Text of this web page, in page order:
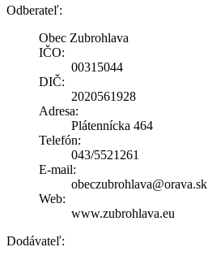
Odberateľ:
Obec Zubrohlava
IČO:
00315044
DIČ:
2020561928
Adresa:
Plátennícka 464
Telefón:
043/5521261
E-mail:
obeczubrohlava@orava.sk
Web:
www.zubrohlava.eu
Dodávateľ: